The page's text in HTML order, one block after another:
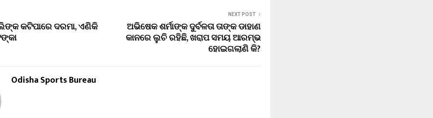
କଟିପାରେ ଦରମା, ଏଣିକି
NEXT POST
ଅଭିଷେକ ଶର୍ମାଙ୍କ ଦୁର୍ବଳତା ତାଙ୍କ ଡାହାଣ
କାନରେ ଲୁଚି ରହିଛି, ଖରାପ ସମୟ ଆରମ୍ଭ
ହୋଇଗଲାଣି କି?
Odisha Sports Bureau